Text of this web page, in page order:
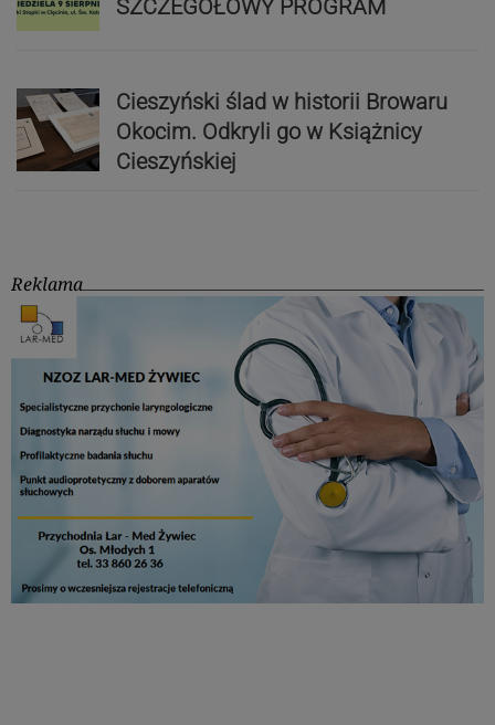
SZCZEGÓŁOWY PROGRAM
Cieszyński ślad w historii Browaru
Okocim. Odkryli go w Książnicy
Cieszyńskiej
Reklama